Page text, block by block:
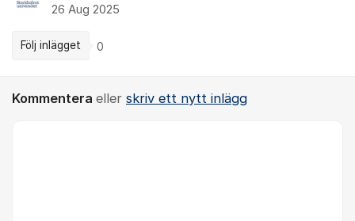
26 Aug 2025
Följ inlägget 0
Kommentera eller skriv ett nytt inlägg